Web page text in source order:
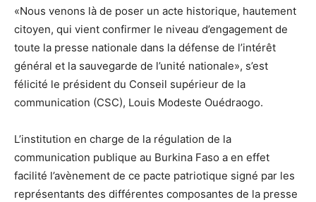
«Nous venons là de poser un acte historique, hautement
citoyen, qui vient confirmer le niveau d’engagement de
toute la presse nationale dans la défense de l’intérêt
général et la sauvegarde de l’unité nationale», s’est
félicité le président du Conseil supérieur de la
communication (CSC), Louis Modeste Ouédraogo.
L’institution en charge de la régulation de la
communication publique au Burkina Faso a en effet
facilité l’avènement de ce pacte patriotique signé par les
représentants des différentes composantes de la presse